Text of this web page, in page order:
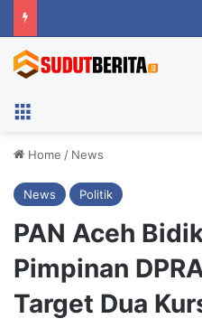
Home / News
News Politik
PAN Aceh
Pimpinan
Target Dua